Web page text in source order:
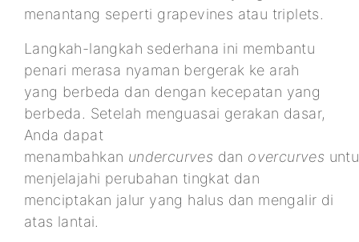
menantang seperti grapevines atau triplets.
Langkah-langkah sederhana ini membantu
penari merasa nyaman bergerak ke arah
yang berbeda dan dengan kecepatan yang
berbeda. Setelah menguasai gerakan dasar,
Anda dapat
menambahkan undercurves dan overcurves
menjelajahi perubahan tingkat dan
menciptakan jalur yang halus dan mengalir di
atas lantai.